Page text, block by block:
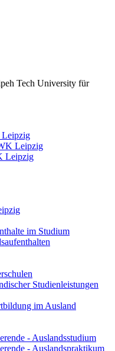
Tech University für
Leipzig
Leipzig
Leipzig
im Studium
Studienleistungen
im Ausland
- Auslandsstudium
- Auslandspraktikum